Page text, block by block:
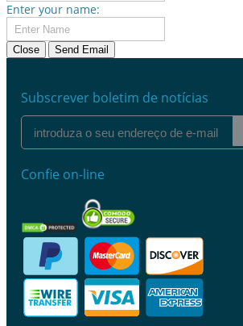
Enter your name:
Close Send Email
Subscrever boletim de notícias
Confie on-line